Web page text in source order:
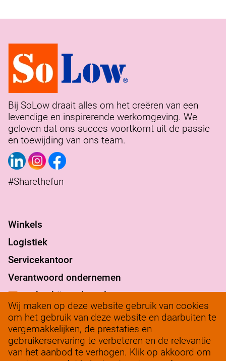
Bij SoLow draait alles om het creëren van een
levendige en inspirerende werkomgeving. We
geloven dat ons succes voortkomt uit de passie
en toewijding van ons team.
#Sharethefun
Winkels
Logistiek
Servicekantoor
Verantwoord ondernemen
werkenbij@solow.nl
+ 31 345 62 14 32
Bedrijfsleidersportaal
Wij maken op deze website gebruik van cookies
om het gebruik van deze website en daarbuiten te
vergemakkelijken, de prestaties en
gebruikerservaring te verbeteren en de relevantie
van het aanbod te verhogen. Klik op akkoord om